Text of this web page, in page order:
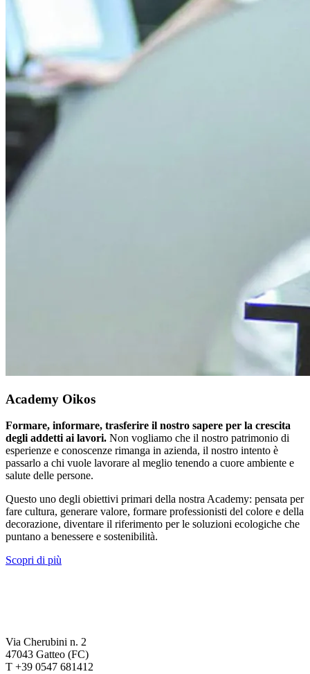
Academy Oikos
Formare, informare, trasferire il nostro sapere per la crescita
degli addetti ai lavori. Non vogliamo che il nostro patrimonio di
esperienze e conoscenze rimanga in azienda, il nostro intento è
passarlo a chi vuole lavorare al meglio tenendo a cuore ambiente e
salute delle persone.
Questo uno degli obiettivi primari della nostra Academy: pensata per
fare cultura, generare valore, formare professionisti del colore e della
decorazione, diventare il riferimento per le soluzioni ecologiche che
puntano a benessere e sostenibilità.
Scopri di più
Via Cherubini n. 2
47043 Gatteo (FC)
T +39 0547 681412